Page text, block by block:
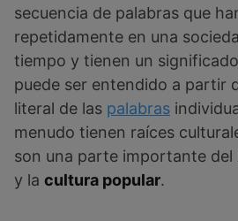
secuencia de palabras que
repetidamente en una
tiempo y tienen un
puede ser entendido a partir
literal de las palabras
menudo tienen raíces
son una parte importante del
y la cultura popular.